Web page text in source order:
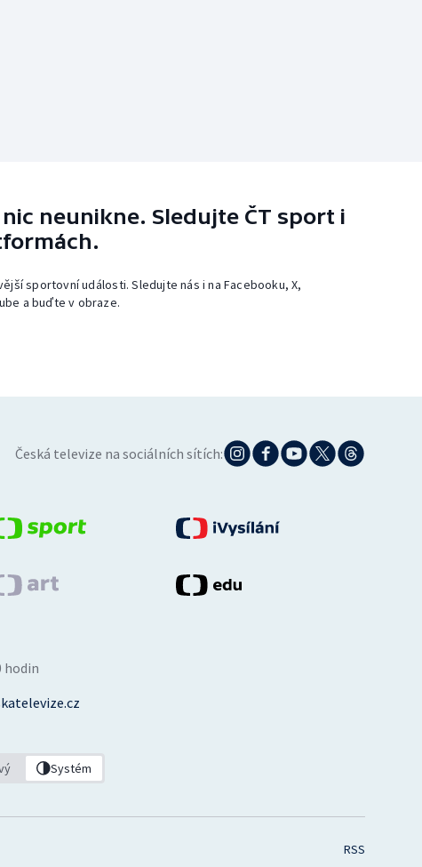
neunikne. Sledujte ČT sport i
sportovní události. Sledujte nás i na Facebooku, X,
a buďte v obraze.
Česká televize na sociálních sítích:
hodin
Systém
RSS